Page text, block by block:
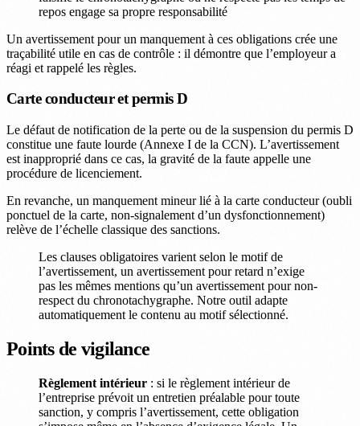
repos engage sa propre responsabilité
Un avertissement pour un manquement à ces obligations crée une
traçabilité utile en cas de contrôle : il démontre que l’employeur a
réagi et rappelé les règles.
Carte conducteur et permis D
Le défaut de notification de la perte ou de la suspension du permis D
constitue une faute lourde (Annexe I de la CCN). L’avertissement
est inapproprié dans ce cas, la gravité de la faute appelle une
procédure de licenciement.
En revanche, un manquement mineur lié à la carte conducteur (oubli
ponctuel de la carte, non-signalement d’un dysfonctionnement)
relève de l’échelle classique des sanctions.
Les clauses obligatoires varient selon le motif de
l’avertissement, un avertissement pour retard n’exige
pas les mêmes mentions qu’un avertissement pour non-
respect du chronotachygraphe. Notre outil adapte
automatiquement le contenu au motif sélectionné.
Points de vigilance
Règlement intérieur : si le règlement intérieur de
l’entreprise prévoit un entretien préalable pour toute
sanction, y compris l’avertissement, cette obligation